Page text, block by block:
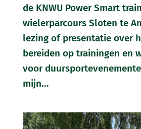
de KNWU Power Smart
wielerparcours Sloten te
lezing of presentatie over
bereiden op trainingen en
voor
mijn...